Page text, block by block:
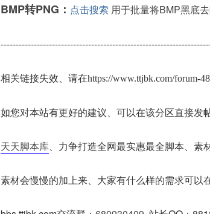
BMP转PNG： 点击搜索 用于批量将BMP黑底
相关链接失效、请在https://www.ttjbk.com/forum-
如您对本站有更好的建议、可以在该分区直接发
天天脚本库、力争打造全网最实惠最全脚本、素
素材会慢慢的加上来、大家有什么样的需求可以